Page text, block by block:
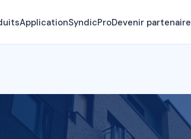
ApplicationSyndicProDevenir partenaire